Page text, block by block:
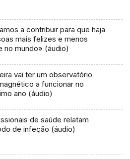
a contribuir para que haja
mais felizes e menos
no mundo» (áudio)
vai ter um observatório
a funcionar no
ano (áudio)
de saúde relatam
de infeção (áudio)